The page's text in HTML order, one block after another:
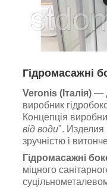
Гідромасажні
Veronis (Італія) —
виробник
Концепція
від води". Изделия
зручністю і
Гідромасажні
міцного